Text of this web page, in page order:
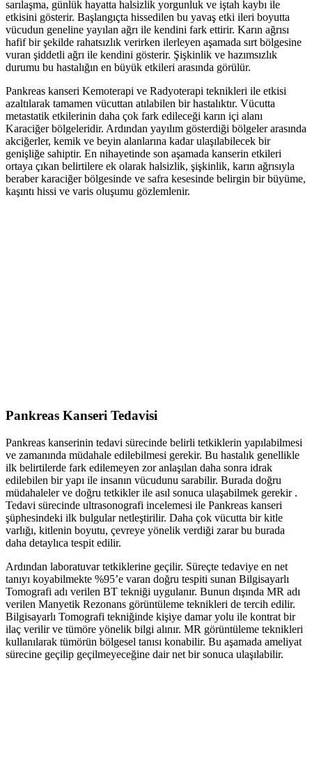
sarılaşma, günlük hayatta halsizlik yorgunluk ve iştah kaybı ile
etkisini gösterir. Başlangıçta hissedilen bu yavaş etki ileri boyutta
vücudun geneline yayılan ağrı ile kendini fark ettirir. Karın ağrısı
hafif bir şekilde rahatsızlık verirken ilerleyen aşamada sırt bölgesine
vuran şiddetli ağrı ile kendini gösterir. Şişkinlik ve hazımsızlık
durumu bu hastalığın en büyük etkileri arasında görülür.
Pankreas kanseri Kemoterapi ve Radyoterapi teknikleri ile etkisi
azaltılarak tamamen vücuttan atılabilen bir hastalıktır. Vücutta
metastatik etkilerinin daha çok fark edileceği karın içi alanı
Karaciğer bölgeleridir. Ardından yayılım gösterdiği bölgeler arasında
akciğerler, kemik ve beyin alanlarına kadar ulaşılabilecek bir
genişliğe sahiptir. En nihayetinde son aşamada kanserin etkileri
ortaya çıkan belirtilere ek olarak halsizlik, şişkinlik, karın ağrısıyla
beraber karaciğer bölgesinde ve safra kesesinde belirgin bir büyüme,
kaşıntı hissi ve varis oluşumu gözlemlenir.
Pankreas Kanseri Tedavisi
Pankreas kanserinin tedavi sürecinde belirli tetkiklerin yapılabilmesi
ve zamanında müdahale edilebilmesi gerekir. Bu hastalık genellikle
ilk belirtilerde fark edilemeyen zor anlaşılan daha sonra idrak
edilebilen bir yapı ile insanın vücudunu sarabilir. Burada doğru
müdahaleler ve doğru tetkikler ile asıl sonuca ulaşabilmek gerekir .
Tedavi sürecinde ultrasonografi incelemesi ile Pankreas kanseri
şüphesindeki ilk bulgular netleştirilir. Daha çok vücutta bir kitle
varlığı, kitlenin boyutu, çevreye yönelik verdiği zarar bu burada
daha detaylıca tespit edilir.
Ardından laboratuvar tetkiklerine geçilir. Süreçte tedaviye en net
tanıyı koyabilmekte %95’e varan doğru tespiti sunan Bilgisayarlı
Tomografi adı verilen BT tekniği uygulanır. Bunun dışında MR adı
verilen Manyetik Rezonans görüntüleme teknikleri de tercih edilir.
Bilgisayarlı Tomografi tekniğinde kişiye damar yolu ile kontrat bir
ilaç verilir ve tümöre yönelik bilgi alınır. MR görüntüleme teknikleri
kullanılarak tümörün bölgesel tanısı konabilir. Bu aşamada ameliyat
sürecine geçilip geçilmeyeceğine dair net bir sonuca ulaşılabilir.